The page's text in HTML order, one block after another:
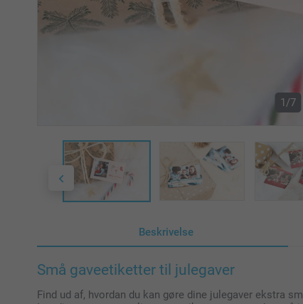
1/7
Beskrivelse
Små gaveetiketter til julegaver
Find ud af, hvordan du kan gøre dine julegaver ekstra